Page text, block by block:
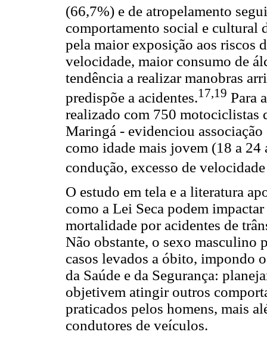
(66,7%) e de atropelamento
comportamento social e cultural
pela maior exposição aos riscos
velocidade, maior consumo de
tendência a realizar manobras
predispõe a acidentes.17,19 Para
realizado com 750 motociclistas
Maringá - evidenciou
como idade mais jovem (18 a
condução, excesso de
O estudo em tela e a literatura
como a Lei Seca podem
mortalidade por acidentes de
Não obstante, o sexo masculino
casos levados a óbito, impondo
da Saúde e da Segurança:
objetivem atingir outros
praticados pelos homens, mais
condutores de veículos.